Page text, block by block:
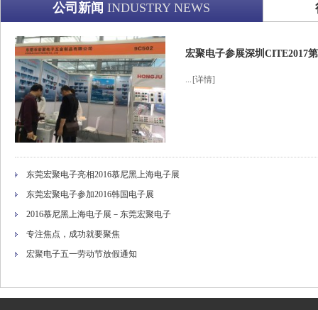
公司新闻 INDUSTRY NEWS
宏聚电子参展深圳CITE2017
... [详情]
东莞宏聚电子亮相2016慕尼黑上海电子展
东莞宏聚电子参加2016韩国电子展
2016慕尼黑上海电子展－东莞宏聚电子
专注焦点，成功就要聚焦
宏聚电子五一劳动节放假通知